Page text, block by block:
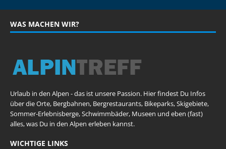
WAS MACHEN WIR?
Urlaub in den Alpen - das ist unsere Passion. Hier findest Du Infos
über die Orte, Bergbahnen, Bergrestaurants, Bikeparks, Skigebiete,
Sommer-Erlebnisberge, Schwimmbäder, Museen und eben (fast)
alles, was Du in den Alpen erleben kannst.
WICHTIGE LINKS